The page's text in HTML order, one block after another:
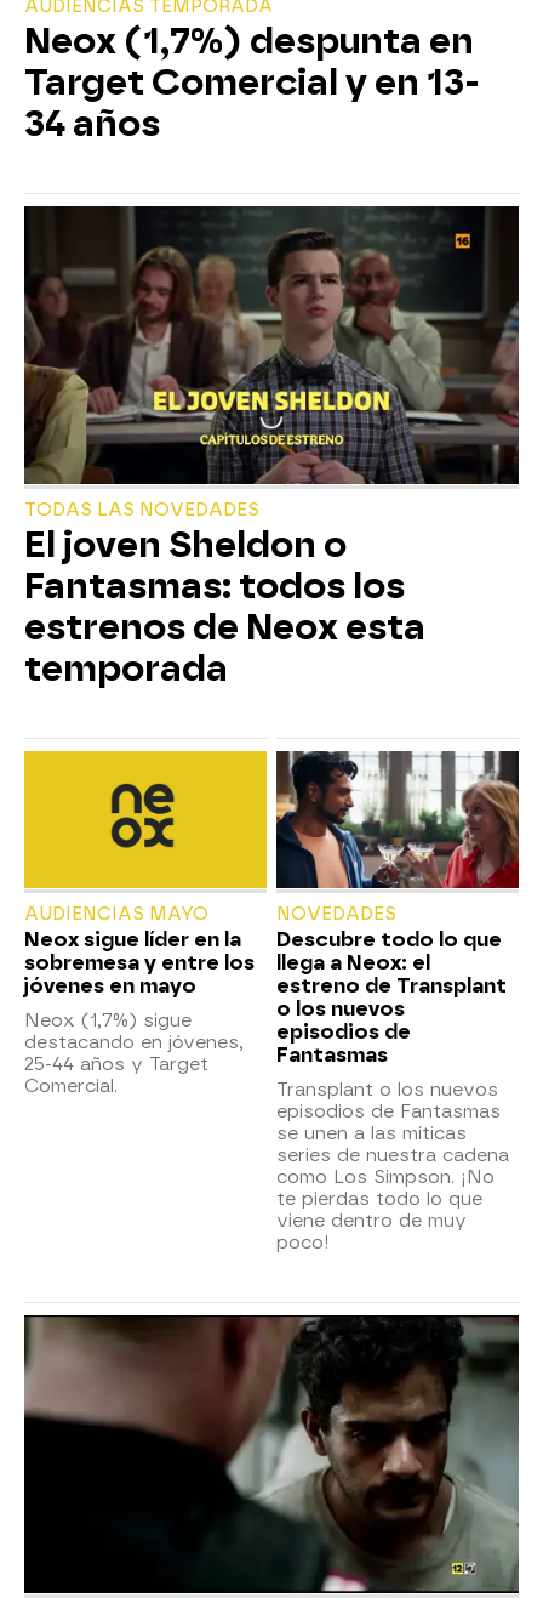
AUDIENCIAS TEMPORADA
Neox (1,7%) despunta en
Target Comercial y en 13-
34 años
TODAS LAS NOVEDADES
El joven Sheldon o
Fantasmas: todos los
estrenos de Neox esta
temporada
AUDIENCIAS MAYO
Neox sigue líder en la
sobremesa y entre los
jóvenes en mayo
Neox (1,7%) sigue
destacando en jóvenes,
25-44 años y Target
Comercial.
NOVEDADES
Descubre todo lo que
llega a Neox: el
estreno de Transplant
o los nuevos
episodios de
Fantasmas
Transplant o los nuevos
episodios de Fantasmas
se unen a las míticas
series de nuestra cadena
como Los Simpson. ¡No
te pierdas todo lo que
viene dentro de muy
poco!